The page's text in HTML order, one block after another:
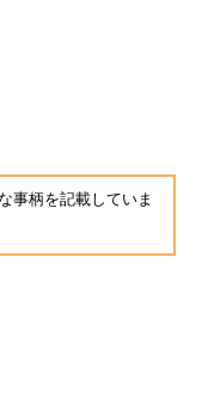
事柄を記載していま